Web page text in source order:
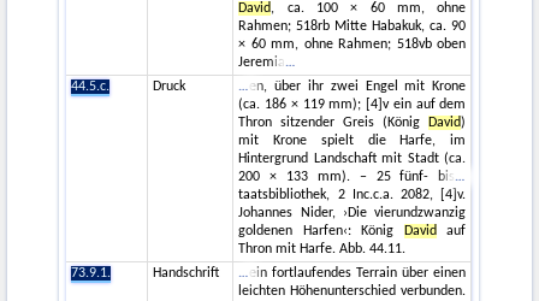
David, ca. 100 × 60 mm, ohne
Rahmen; 518rb Mitte Habakuk, ca. 90
× 60 mm, ohne Rahmen; 518vb oben
Jeremia
44.5.c.
Druck
en, über ihr zwei Engel mit Krone
(ca. 186 × 119 mm); [4]v ein auf dem
Thron sitzender Greis (König
David)
mit Krone spielt die Harfe, im
Hintergrund Landschaft mit Stadt (ca.
200 × 133 mm). – 25 fünf- bis
taatsbibliothek, 2 Inc.c.a. 2082, [4]v.
Johannes Nider, ›Die vierundzwanzig
goldenen Harfen‹: König
David auf
Thron mit Harfe. Abb. 44.11.
73.9.1.
Handschrift
ein fortlaufendes Terrain über einen
leichten Höhenunterschied verbunden.